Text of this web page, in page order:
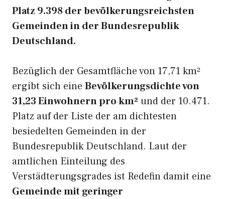
Platz 9.398 der bevölkerungsreichsten
Gemeinden in der Bundesrepublik
Deutschland.
Bezüglich der Gesamtfläche von 17,71 km²
ergibt sich eine Bevölkerungsdichte von
31,23 Einwohnern pro km² und der 10.471.
Platz auf der Liste der am dichtesten
besiedelten Gemeinden in der
Bundesrepublik Deutschland. Laut der
amtlichen Einteilung des
Verstädterungsgrades ist Redefin damit eine
Gemeinde mit geringer